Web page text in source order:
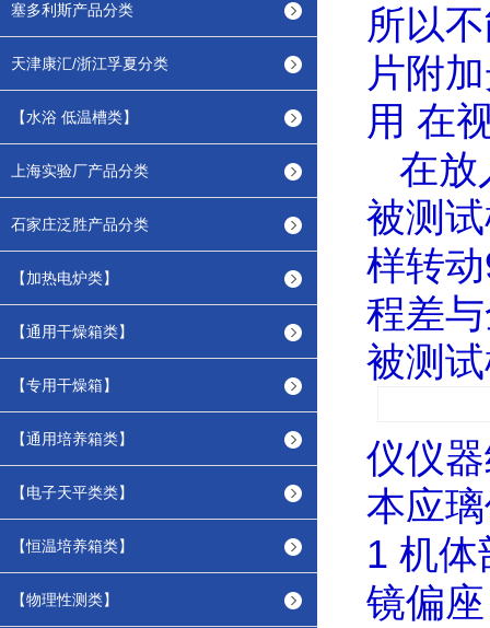
塞多利斯产品分类
天津康汇/浙江孚夏分类
【水浴 低温槽类】
上海实验厂产品分类
石家庄泛胜产品分类
【加热电炉类】
【通用干燥箱类】
【专用干燥箱】
【通用培养箱类】
【电子天平类类】
【恒温培养箱类】
【物理性测类】
所以
片附
用 在
在放
被测
样转动
程差
被测
仪仪
本应
1 机体
镜偏座